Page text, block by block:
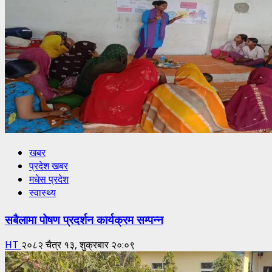
खबर
प्रदेश खबर
मधेस प्रदेश
स्वास्थ्य
सबैलामा पोषण प्रदर्शन कार्यक्रम सम्पन्न
HT २०८२ चैत्र १३, शुक्रबार २०:०९